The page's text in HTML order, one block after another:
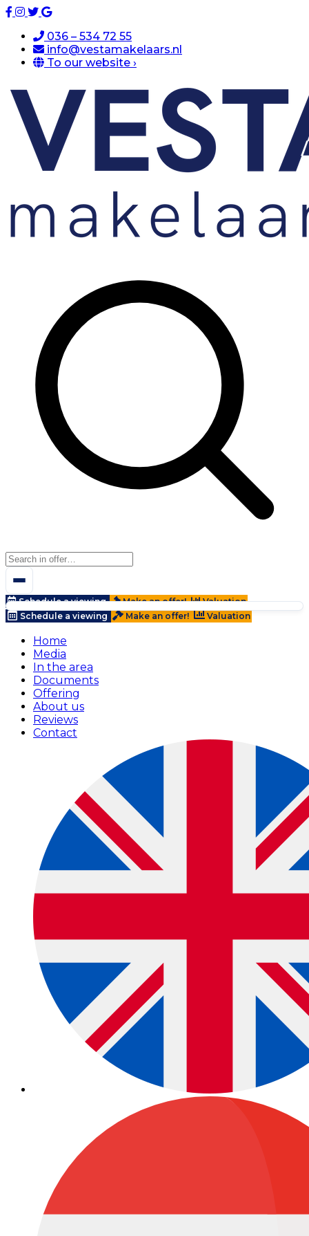
036 – 534 72 55
info@vestamakelaars.nl
To our website ›
Schedule a viewing Make an offer!
Valuation
Schedule a viewing
Make an offer! Valuation
Home
Media
In the area
Documents
Offering
About us
Reviews
Contact